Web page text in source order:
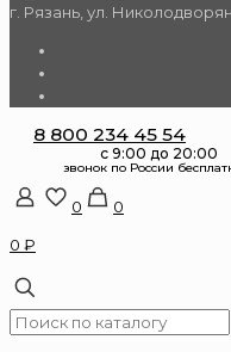
г. Рязань, ул.
8 800 234 45 54
0
0
0 ₽